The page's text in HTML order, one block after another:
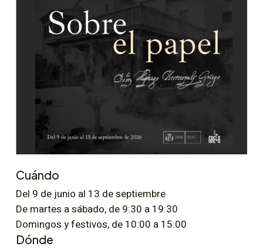
Cuándo
Del 9 de junio al 13 de septiembre
De martes a sábado, de 9:30 a 19:30
Domingos y festivos, de 10:00 a 15:00
Dónde